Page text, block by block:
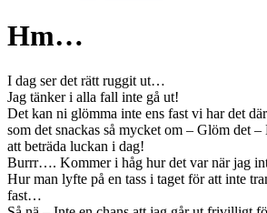
Hm…
I dag ser det rätt ruggit ut…
Jag tänker i alla fall inte gå ut!
Det kan ni glömma inte ens fast vi har det
som det snackas så mycket om – Glöm det
att beträda luckan i dag!
Burrr…. Kommer i håg hur det var när jag
Hur man lyfte på en tass i taget för att inte
fast…